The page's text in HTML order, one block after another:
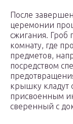
После
церемонии
сжигания. Гроб
комнату, где
предметов,
посредством
крышку кладут
присвоенным
сверенный с